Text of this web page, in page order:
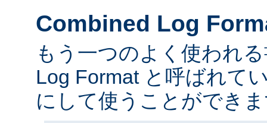
Combined Log
もう一つのよく使われ
Log Format と呼ばれて
にして使うことができ